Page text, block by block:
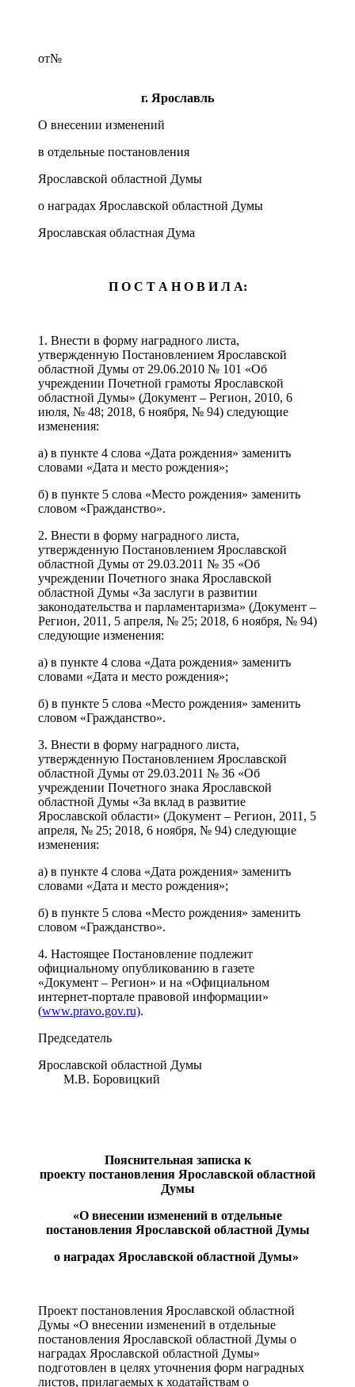
от№
г. Ярославль
О внесении изменений
в отдельные постановления
Ярославской областной Думы
о наградах Ярославской областной Думы
Ярославская областная Дума
П О С Т А Н О В И Л А:
1. Внести в форму наградного листа,
утвержденную Постановлением Ярославской
областной Думы от 29.06.2010 № 101 «Об
учреждении Почетной грамоты Ярославской
областной Думы» (Документ – Регион, 2010, 6
июля, № 48; 2018, 6 ноября, № 94) следующие
изменения:
а) в пункте 4 слова «Дата рождения» заменить
словами «Дата и место рождения»;
б) в пункте 5 слова «Место рождения» заменить
словом «Гражданство».
2. Внести в форму наградного листа,
утвержденную Постановлением Ярославской
областной Думы от 29.03.2011 № 35 «Об
учреждении Почетного знака Ярославской
областной Думы «За заслуги в развитии
законодательства и парламентаризма» (Документ –
Регион, 2011, 5 апреля, № 25; 2018, 6 ноября, № 94)
следующие изменения:
а) в пункте 4 слова «Дата рождения» заменить
словами «Дата и место рождения»;
б) в пункте 5 слова «Место рождения» заменить
словом «Гражданство».
3. Внести в форму наградного листа,
утвержденную Постановлением Ярославской
областной Думы от 29.03.2011 № 36 «Об
учреждении Почетного знака Ярославской
областной Думы «За вклад в развитие
Ярославской области» (Документ – Регион, 2011, 5
апреля, № 25; 2018, 6 ноября, № 94) следующие
изменения:
а) в пункте 4 слова «Дата рождения» заменить
словами «Дата и место рождения»;
б) в пункте 5 слова «Место рождения» заменить
словом «Гражданство».
4. Настоящее Постановление подлежит
официальному опубликованию в газете
«Документ – Регион» и на «Официальном
интернет-портале правовой информации»
(www.pravo.gov.ru).
Председатель
Ярославской областной Думы
М.В. Боровицкий
Пояснительная записка к
проекту постановления Ярославской областной
Думы
«О внесении изменений в отдельные
постановления Ярославской областной Думы
о наградах Ярославской областной Думы»
Проект постановления Ярославской областной
Думы «О внесении изменений в отдельные
постановления Ярославской областной Думы о
наградах Ярославской областной Думы»
подготовлен в целях уточнения форм наградных
листов, прилагаемых к ходатайствам о